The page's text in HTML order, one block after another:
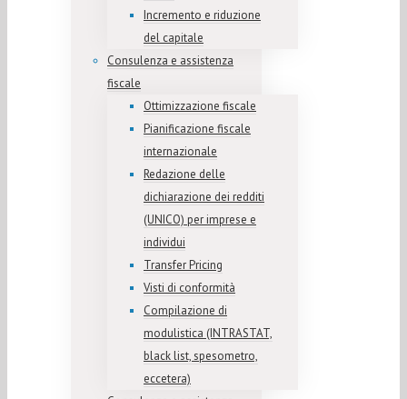
Incremento e riduzione
del capitale
Consulenza e assistenza
fiscale
Ottimizzazione fiscale
Pianificazione fiscale
internazionale
Redazione delle
dichiarazione dei redditi
(UNICO) per imprese e
individui
Transfer Pricing
Visti di conformità
Compilazione di
modulistica (INTRASTAT,
black list, spesometro,
eccetera)